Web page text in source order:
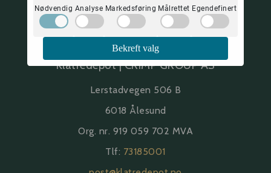
Om oss
Klatredepot | CRIMP GROUP AS
Lerstadvegen 506 B
6018 Ålesund
Org. nr. 919 059 702 MVA
Tlf: 73185001
Nødvendig Analyse Markedsføring Målrettet Egendefinert
Bekreft valg